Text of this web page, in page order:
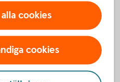
för olika behov.
cookies
cookies